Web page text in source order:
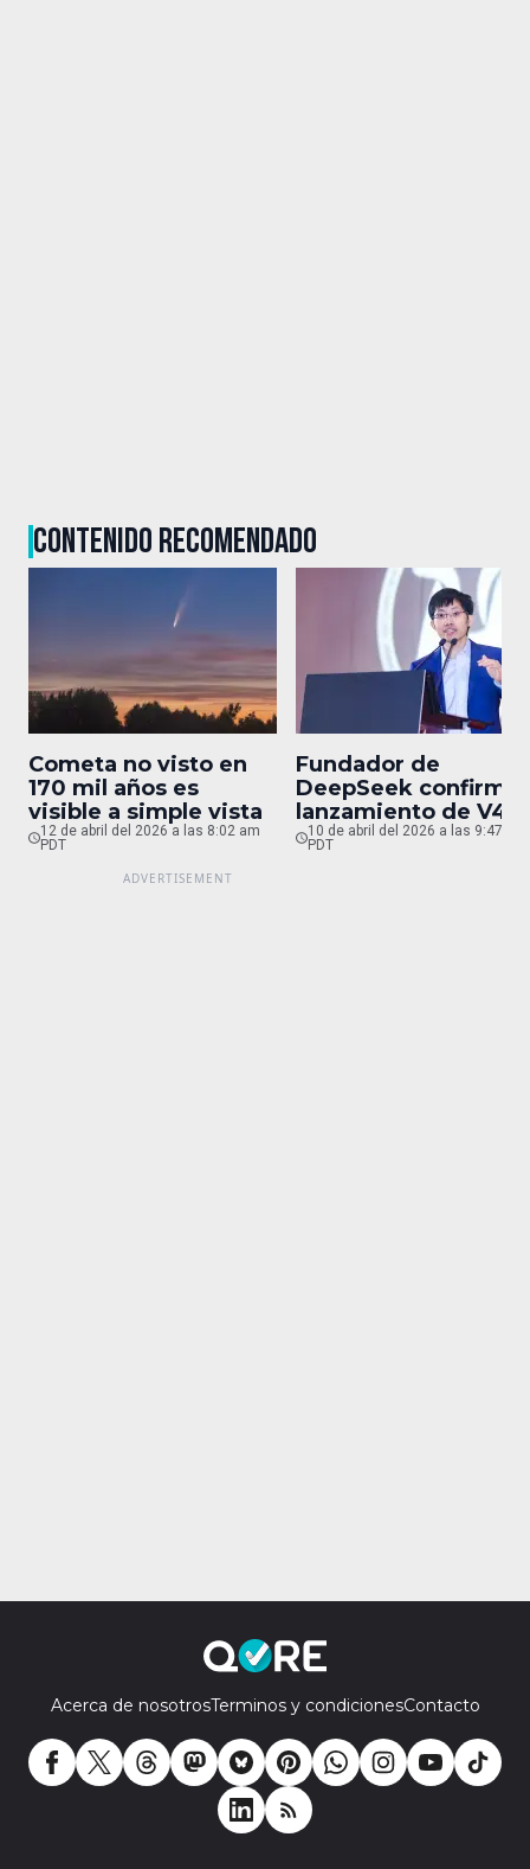
CONTENIDO RECOMENDADO
Cometa no visto en
170 mil años es
visible a simple vista
12 de abril del 2026 a las 8:02 am
PDT
Fundador de
DeepSeek confirma
lanzamiento de V4
para finales de abril
10 de abril del 2026 a las 9:47 pm
PDT
Acerca de nosotrosTerminos y condicionesContacto